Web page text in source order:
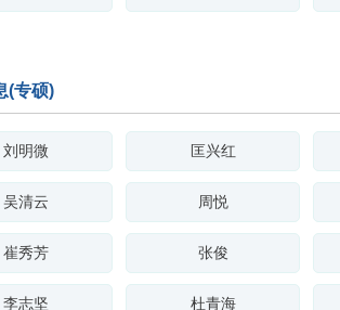
(专硕)
刘明微 匡兴红
吴清云 周悦
崔秀芳 张俊
李志坚 杜青海